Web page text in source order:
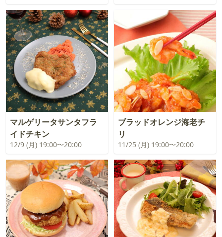
マルゲリータサンタフラ
イドチキン
12/9 (月) 19:00〜20:00
ブラッドオレンジ海老チ
リ
11/25 (月) 19:00〜20:00